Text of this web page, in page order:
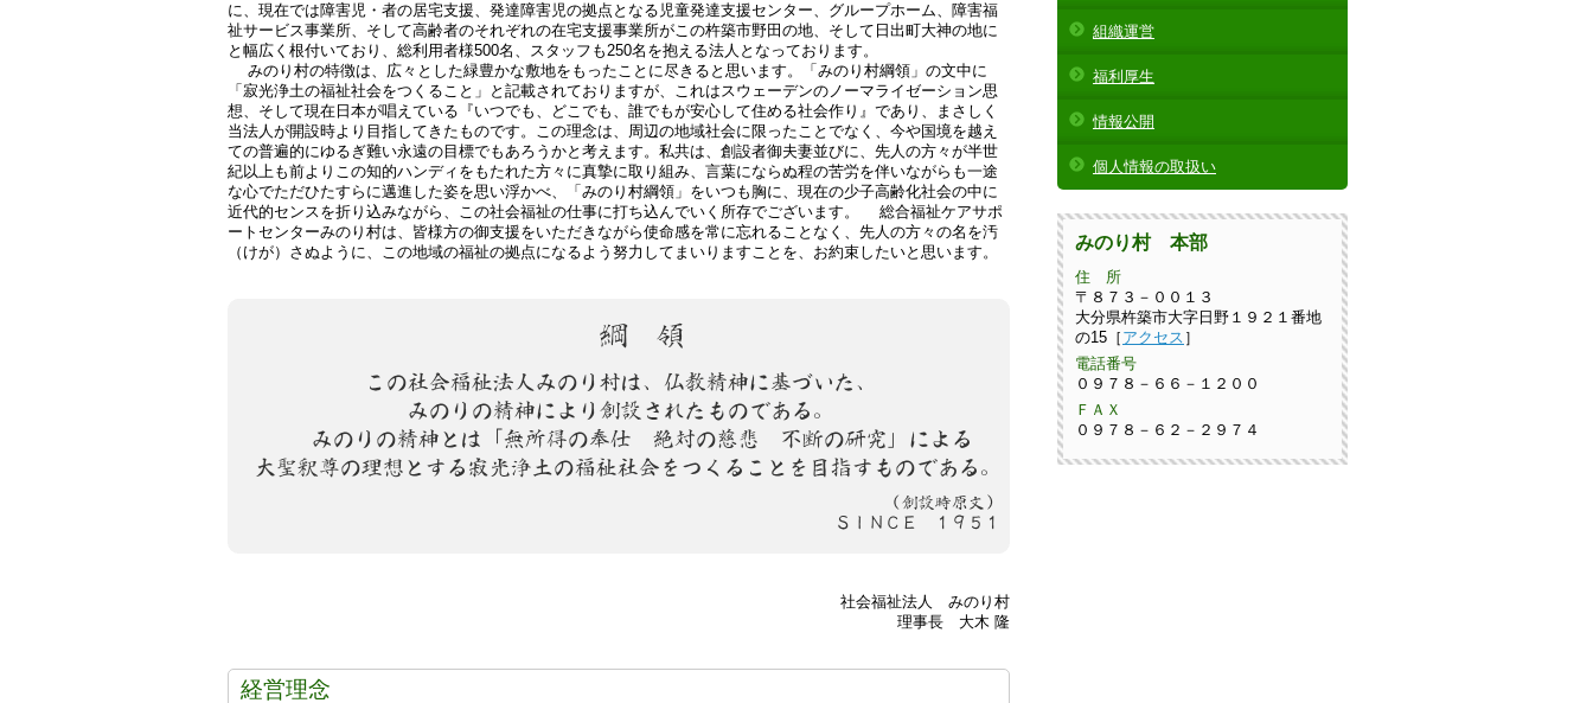
に、現在では障害児・者の居宅支援、発達障害児の拠点となる児童発達支援センター、グループホーム、障害福
祉サービス事業所、そして高齢者のそれぞれの在宅支援事業所がこの杵築市野田の地、そして日出町大神の地に
と幅広く根付いており、総利用者様500名、スタッフも250名を抱える法人となっております。
みのり村の特徴は、広々とした緑豊かな敷地をもったことに尽きると思います。「みのり村綱領」の文中に
「寂光浄土の福祉社会をつくること」と記載されておりますが、これはスウェーデンのノーマライゼーション思
想、そして現在日本が唱えている『いつでも、どこでも、誰でもが安心して住める社会作り』であり、まさしく
当法人が開設時より目指してきたものです。この理念は、周辺の地域社会に限ったことでなく、今や国境を越え
ての普遍的にゆるぎ難い永遠の目標でもあろうかと考えます。私共は、創設者御夫妻並びに、先人の方々が半世
紀以上も前よりこの知的ハンディをもたれた方々に真摯に取り組み、言葉にならぬ程の苦労を伴いながらも一途
な心でただひたすらに邁進した姿を思い浮かべ、「みのり村綱領」をいつも胸に、現在の少子高齢化社会の中に
近代的センスを折り込みながら、この社会福祉の仕事に打ち込んでいく所存でございます。 総合福祉ケアサポ
ートセンターみのり村は、皆様方の御支援をいただきながら使命感を常に忘れることなく、先人の方々の名を汚
（けが）さぬように、この地域の福祉の拠点になるよう努力してまいりますことを、お約束したいと思います。
社会福祉法人 みのり村
理事長 大木 隆
経営理念
組織運営
福利厚生
情報公開
個人情報の取扱い
みのり村 本部
住 所
〒８７３－００１３
大分県杵築市大字日野１９２１番地
の15［ アクセス ］
電話番号
０９７８－６６－１２００
ＦＡＸ
０９７８－６２－２９７４